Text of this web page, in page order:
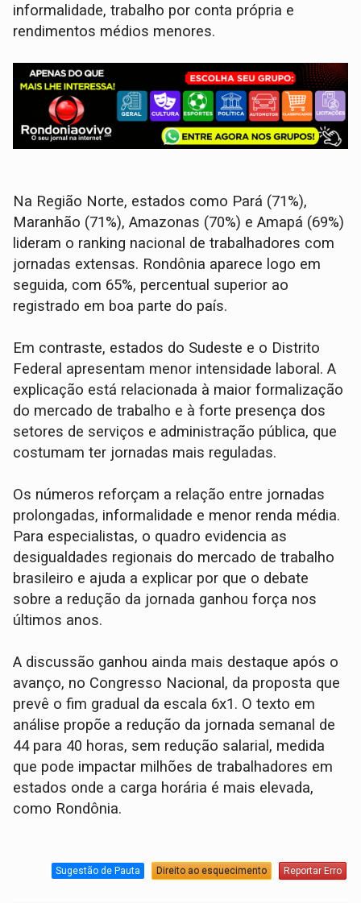
informalidade, trabalho por conta própria e
rendimentos médios menores.
Na Região Norte, estados como Pará (71%),
Maranhão (71%), Amazonas (70%) e Amapá (69%)
lideram o ranking nacional de trabalhadores com
jornadas extensas. Rondônia aparece logo em
seguida, com 65%, percentual superior ao
registrado em boa parte do país.
Em contraste, estados do Sudeste e o Distrito
Federal apresentam menor intensidade laboral. A
explicação está relacionada à maior formalização
do mercado de trabalho e à forte presença dos
setores de serviços e administração pública, que
costumam ter jornadas mais reguladas.
Os números reforçam a relação entre jornadas
prolongadas, informalidade e menor renda média.
Para especialistas, o quadro evidencia as
desigualdades regionais do mercado de trabalho
brasileiro e ajuda a explicar por que o debate
sobre a redução da jornada ganhou força nos
últimos anos.
A discussão ganhou ainda mais destaque após o
avanço, no Congresso Nacional, da proposta que
prevê o fim gradual da escala 6x1. O texto em
análise propõe a redução da jornada semanal de
44 para 40 horas, sem redução salarial, medida
que pode impactar milhões de trabalhadores em
estados onde a carga horária é mais elevada,
como Rondônia.
Sugestão de Pauta Direito ao esquecimento Reportar Erro